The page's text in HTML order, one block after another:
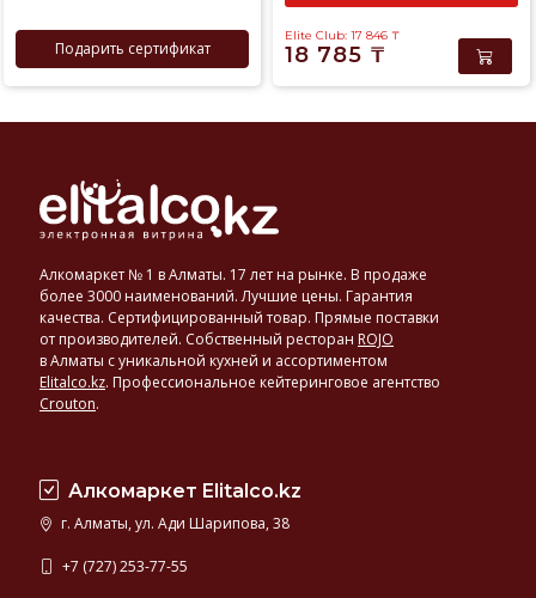
Подарить сертификат
Elite Club: 17 846 ₸
18 785 ₸
Алкомаркет № 1 в Алматы. 17 лет на рынке. В продаже
более 3000 наименований. Лучшие цены. Гарантия
качества. Сертифицированный товар. Прямые поставки
от производителей. Собственный ресторан ROJO
в Алматы с уникальной кухней и ассортиментом
Elitalco.kz. Профессиональное кейтеринговое агентство
Crouton.
Алкомаркет Elitalco.kz
г. Алматы, ул. Ади Шарипова, 38
+7 (727) 253-77-55